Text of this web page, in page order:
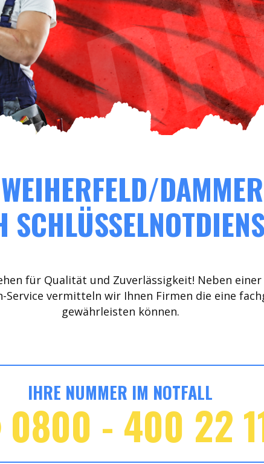
für Qualität und Zuverlässigkeit! Neben
vermitteln wir Ihnen Firmen die eine
gewährleisten können.
IHRE NUMMER IM NOTFALL
- 400 22